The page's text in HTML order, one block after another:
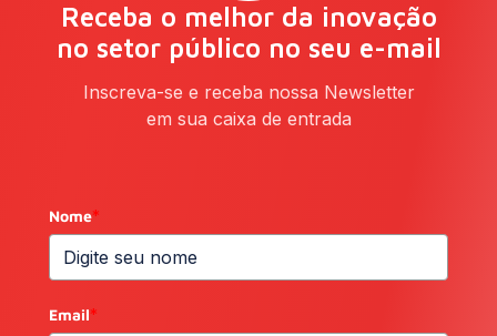
Receba o melhor da inovação
no setor público no seu e-mail
Inscreva-se e receba nossa Newsletter
em sua caixa de entrada
Nome*
Email*